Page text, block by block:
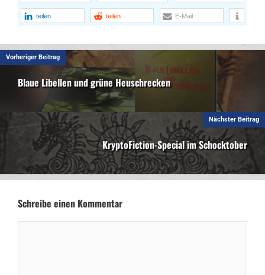
teilen teilen E-Mail
Vorheriger Beitrag
Blaue Libellen und grüne Heuschrecken
Nächster Beitrag
KryptoFiction-Special im Schocktober
Schreibe einen Kommentar